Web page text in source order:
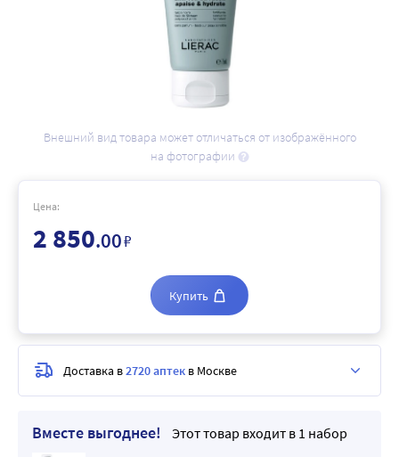
Внешний вид товара может отличаться от изображённого
на фотографии
Вместе выгоднее!
Этот товар входит в 1 набор
Цена:
2 850.00₽
Купить
Доставка в2720 аптек в Москве